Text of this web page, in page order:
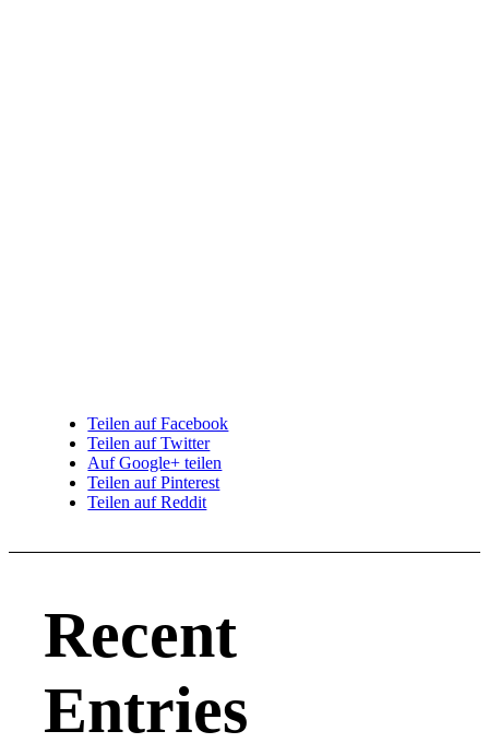
Teilen auf Facebook
Teilen auf Twitter
Auf Google+ teilen
Teilen auf Pinterest
Teilen auf Reddit
Recent
Entries